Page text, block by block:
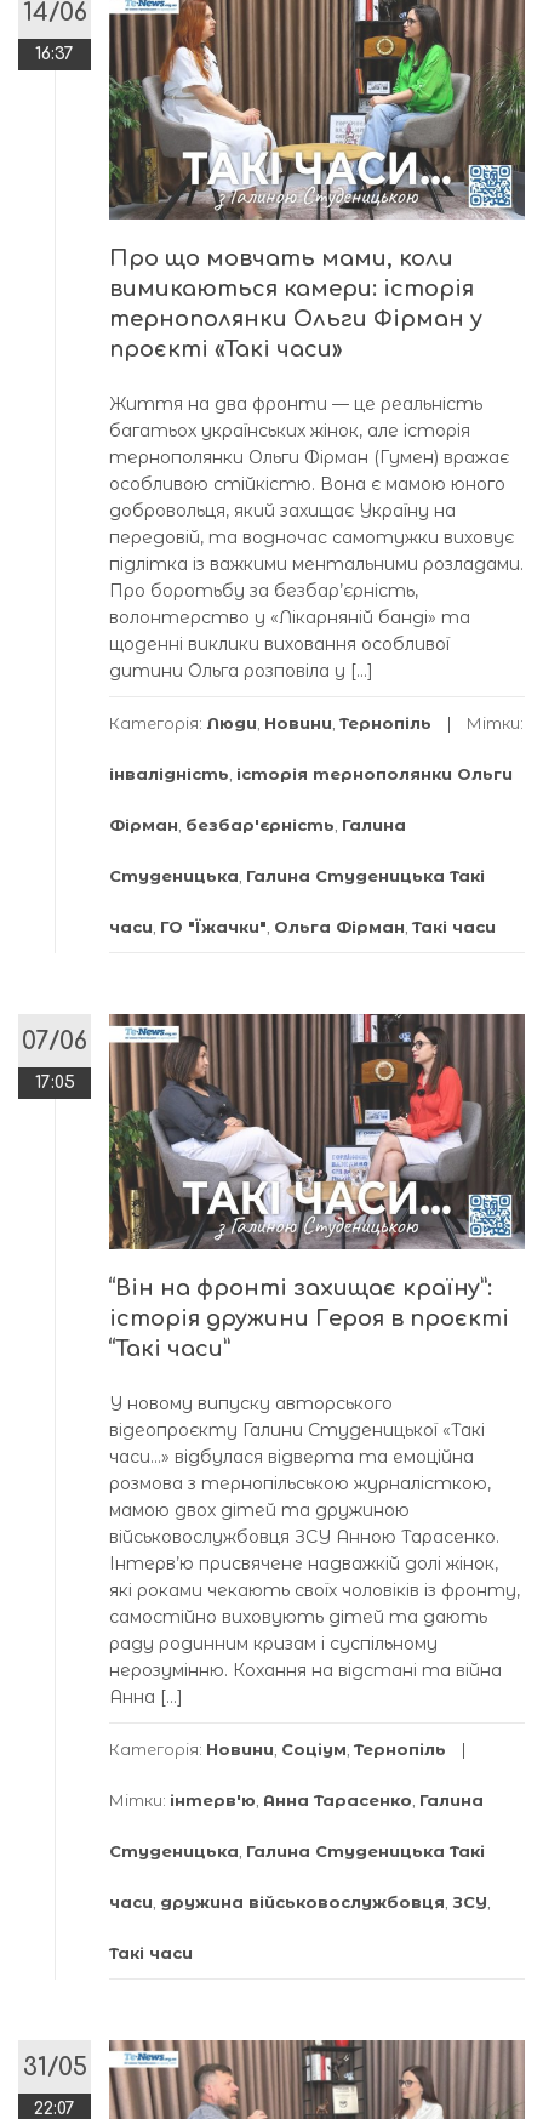
14/06
16:37
Про що мовчать мами, коли
вимикаються камери: історія
тернополянки Ольги Фірман у
проєкті «Такі часи»
Життя на два фронти — це реальність
багатьох українських жінок, але історія
тернополянки Ольги Фірман (Гумен) вражає
особливою стійкістю. Вона є мамою юного
добровольця, який захищає Україну на
передовій, та водночас самотужки виховує
підлітка із важкими ментальними розладами.
Про боротьбу за безбар’єрність,
волонтерство у «Лікарняній банді» та
щоденні виклики виховання особливої
дитини Ольга розповіла у […]
Категорія: Люди, Новини, Тернопіль Мітки:
інвалідність, історія тернополянки Ольги
Фірман, безбар'єрність, Галина
Студеницька, Галина Студеницька Такі
часи, ГО "Їжачки", Ольга Фірман, Такі часи
07/06
17:05
“Він на фронті захищає країну”:
історія дружини Героя в проєкті
“Такі часи”
У новому випуску авторського
відеопроєкту Галини Студеницької «Такі
часи…» відбулася відверта та емоційна
розмова з тернопільською журналісткою,
мамою двох дітей та дружиною
військовослужбовця ЗСУ Анною Тарасенко.
Інтерв’ю присвячене надважкій долі жінок,
які роками чекають своїх чоловіків із фронту,
самостійно виховують дітей та дають
раду родинним кризам і суспільному
нерозумінню. Кохання на відстані та війна
Анна […]
Категорія: Новини Соціум Тернопіль
Мітки: інтерв'ю Анна Тарасенко Галина
Студеницька Галина Студеницька Такі
часи дружина військовослужбовця ЗСУ
Такі часи
31/05
22:07